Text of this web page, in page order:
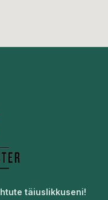
täiuslikkuseni!